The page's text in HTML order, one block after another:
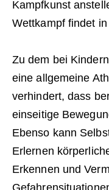
Kampfkunst
Wettkampf findet
Zu dem bei
eine allgemeine
verhindert, dass
einseitige
Ebenso kann
Erlernen
Erkennen und